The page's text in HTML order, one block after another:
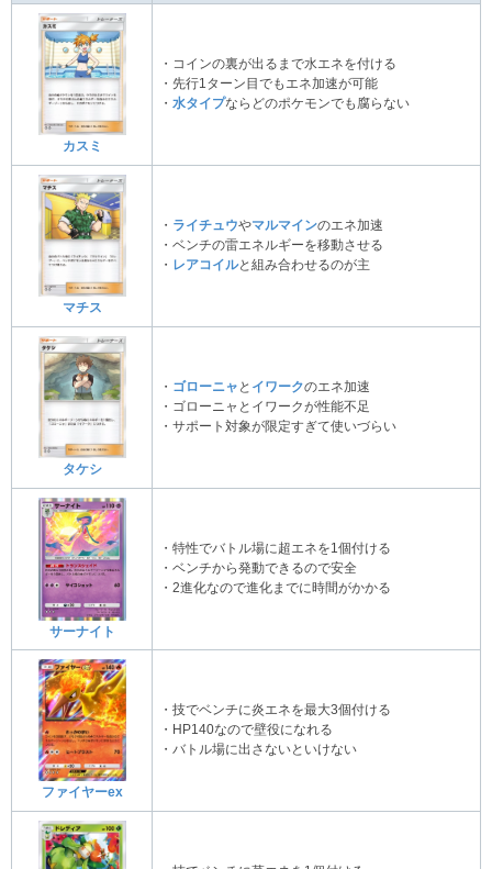
カスミ
・コインの裏が出るまで水エネを付ける
・先行1ターン目でもエネ加速が可能
・ 水タイプならどのポケモンでも腐らない
マチス
・ ライチュウやマルマインのエネ加速
・ベンチの雷エネルギーを移動させる
・
レアコイルと組み合わせるのが主
タケシ
・ ゴローニャ と イワークのエネ加速
・ゴローニャとイワークが性能不足
・サポート対象が限定すぎて使いづらい
サーナイト
・特性でバトル場に超エネを1個付ける
・ベンチから発動できるので安全
・2進化なので進化までに時間がかかる
ファイヤーex
・技でベンチに炎エネを最大3個付ける
・HP140なので壁役になれる
・バトル場に出さないといけない